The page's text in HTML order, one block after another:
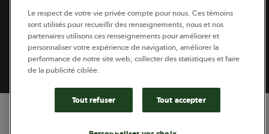
Footer
legal
Politique de vie privée
© 2026 - Coopérateur - Tous droits réservés
Le respect de votre vie privée compte pour nous. Ces témoins
sont utilisés pour recueillir des renseignements, nous et nos
partenaires utilisons ces renseignements pour améliorer et
personnaliser votre expérience de navigation, améliorer la
performance de notre site web, collecter des statistiques et faire
de la publicité ciblée.
Tout refuser Tout accepter